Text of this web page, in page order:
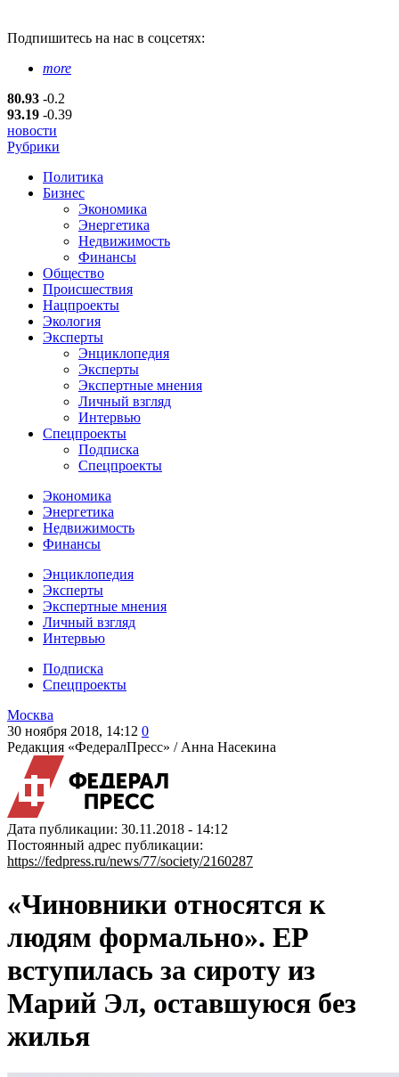
Подпишитесь на нас в соцсетях:
more
80.93 -0.2
93.19 -0.39
новости
Рубрики
Политика
Бизнес
Экономика
Энергетика
Недвижимость
Финансы
Общество
Происшествия
Нацпроекты
Экология
Эксперты
Энциклопедия
Эксперты
Экспертные мнения
Личный взгляд
Интервью
Спецпроекты
Подписка
Спецпроекты
Экономика
Энергетика
Недвижимость
Финансы
Энциклопедия
Эксперты
Экспертные мнения
Личный взгляд
Интервью
Подписка
Спецпроекты
Москва
30 ноября 2018, 14:12 0
Редакция «ФедералПресс» / Анна Насекина
Дата публикации: 30.11.2018 - 14:12
Постоянный адрес публикации:
https://fedpress.ru/news/77/society/2160287
«Чиновники относятся к
людям формально». ЕР
вступилась за сироту из
Марий Эл, оставшуюся без
жилья